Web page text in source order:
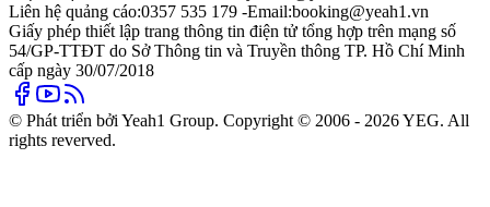
Liên hệ quảng cáo:0357 535 179 -Email:booking@yeah1.vn
Giấy phép thiết lập trang thông tin điện tử tổng hợp trên mạng số
54/GP-TTĐT do Sở Thông tin và Truyền thông TP. Hồ Chí Minh
cấp ngày 30/07/2018
© Phát triển bởi Yeah1 Group. Copyright © 2006 - 2026 YEG. All
rights reverved.